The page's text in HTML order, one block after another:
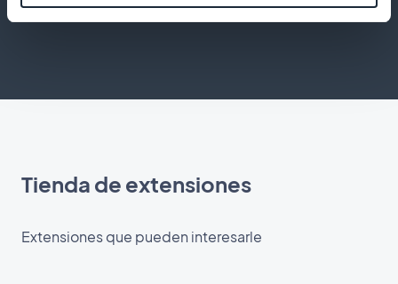
Tienda de extensiones
Extensiones que pueden interesarle